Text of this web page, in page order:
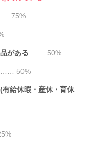
75%
がある …… 50%
…… 50%
給休暇・産休・育休